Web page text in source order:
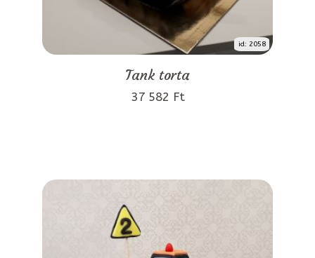
id: 2058
Tank torta
37 582 Ft